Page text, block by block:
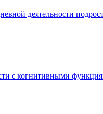
деятельности
с когнитивными